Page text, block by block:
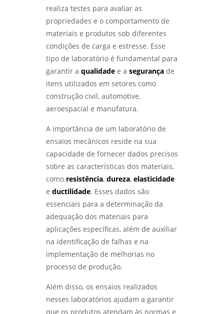
ENSAIO DE CORROSÃO ACELERADA EM SÃO
PAULO E SEUS BENEFÍCIOS - LABMETAL
ANÁLISE DE FALHAS PARA MANUTENÇÃO EM
SP: GUIA COMPLETO - LABMETAL
ANÁLISE DE FALHAS PARA MANUTENÇÃO EM
SÃO PAULO: GUIA COMPLETO - LABMETAL
ACELERADA EM SP E SEUS BENEFÍCIOS -
LABMETAL
ENSAIO DE CORROSÃO POR PITE EM SÃO
PAULO E SUAS IMPLICAÇÕES - LABMETAL
LABORATÓRIO METALÚRGICO: INOVAÇÕES
QUE TRANSFORMAM O FUTURO DA INDÚSTRIA
- LABMETAL
DESVENDANDO O ENSAIO METALOGRÁFICO
DO AÇO: SEGREDOS PARA MATERIAIS DE ALTA
PERFORMANCE - LABMETAL
DE FALHAS TRANSFORMA EQUIPAMENTOS DE
PROCESSO - LABMETAL
Inspetor de solda qualificação
Inspeção de solda
Laboratório de análise química
Laboratório de ensaios
Laboratório de ensaios mecânicos
Laboratório de ensaios mecânicos e
Laboratório de ensaios mecânicos e
metalográficos
Laboratório de metalografia
Laboratório metalográfico
Laboratório metalúrgico
Qualificação de soldadores
analise de quebra de parafusos
realiza testes para avaliar as
propriedades e o comportamento de
materiais e produtos sob diferentes
condições de carga e estresse. Esse
tipo de laboratório é fundamental para
garantir a qualidadee a segurançade
itens utilizados em setores como
construção civil, automotive,
aeroespacial e manufatura.
A importância de um laboratório de
ensaios mecânicos reside na sua
capacidade de fornecer dados precisos
sobre as características dos materiais,
como resistência, dureza, elasticidade
e ductilidade. Esses dados são
essenciais para a determinação da
adequação dos materiais para
aplicações específicas, além de auxiliar
na identificação de falhas e na
implementação de melhorias no
processo de produção.
Além disso, os ensaios realizados
nesses laboratórios ajudam a garantir
que os produtos atendam às normas e